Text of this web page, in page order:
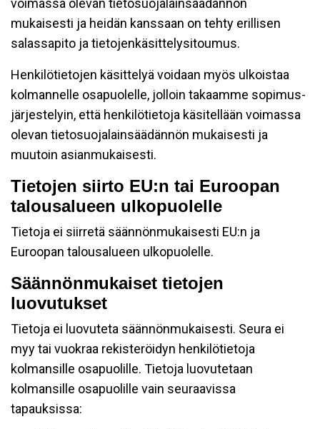
voimassa olevan tietosuojalainsäädännön
mukaisesti ja heidän kanssaan on tehty erillisen
salassapito ja tietojenkäsittelysitoumus.
Henkilötietojen käsittelyä voidaan myös ulkoistaa
kolmannelle osapuolelle, jolloin takaamme sopimus-
järjestelyin, että henkilötietoja käsitellään voimassa
olevan tietosuojalainsäädännön mukaisesti ja
muutoin asianmukaisesti.
Tietojen siirto EU:n tai Euroopan
talousalueen ulkopuolelle
Tietoja ei siirretä säännönmukaisesti EU:n ja
Euroopan talousalueen ulkopuolelle.
Säännönmukaiset tietojen
luovutukset
Tietoja ei luovuteta säännönmukaisesti. Seura ei
myy tai vuokraa rekisteröidyn henkilötietoja
kolmansille osapuolille. Tietoja luovutetaan
kolmansille osapuolille vain seuraavissa
tapauksissa: